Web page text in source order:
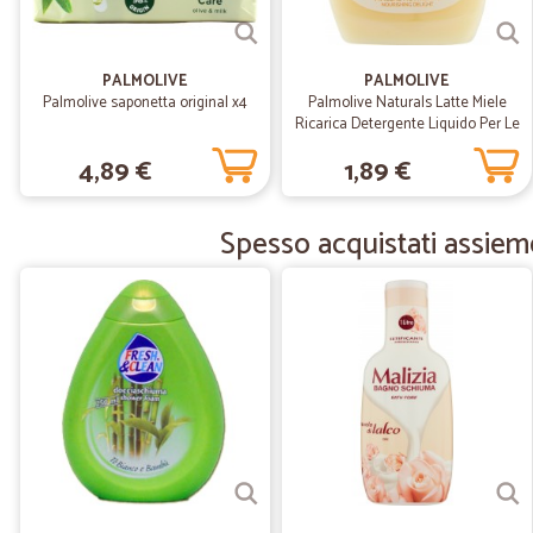
PALMOLIVE
Palmolive saponetta original x4
4,89 €
PALMOLIVE
Palmolive Naturals Latte Miele
Ricarica Detergente Liquido Per Le
1,89 €
Spesso acquistati